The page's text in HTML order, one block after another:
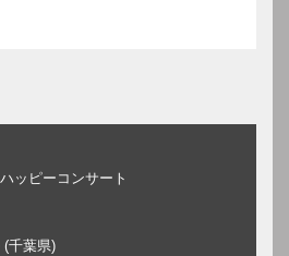
ッピーコンサート
千葉県)